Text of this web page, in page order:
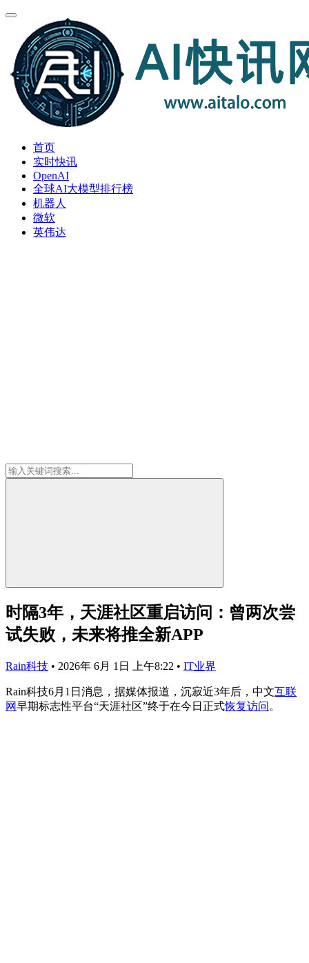
首页
实时快讯
OpenAI
全球AI大模型排行榜
机器人
微软
英伟达
时隔3年，天涯社区重启访问：曾两次尝
试失败，未来将推全新APP
Rain科技 • 2026年 6月 1日 上午8:22 • IT业界
Rain科技6月1日消息，据媒体报道，沉寂近3年后，中文互联
网早期标志性平台“天涯社区”终于在今日正式恢复访问 。